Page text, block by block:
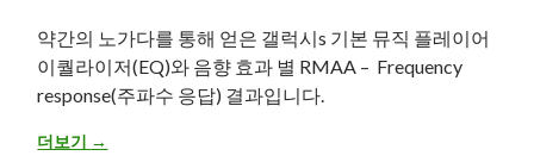
약간의 노가다를 통해 얻은 갤럭시s 기본 뮤직 플레이어
이퀄라이저(EQ)와 음향 효과 별 RMAA – Frequency
response(주파수 응답) 결과입니다.
갤럭시s 기본 뮤직플레이어 이퀄라이저(EQ), 음향 효과별 RMAA 결
더보기 →